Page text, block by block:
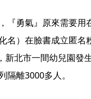
『勇氣』原來需要
名）在臉書成立匿名
新北市一間幼兒園發
隔離3000多人。